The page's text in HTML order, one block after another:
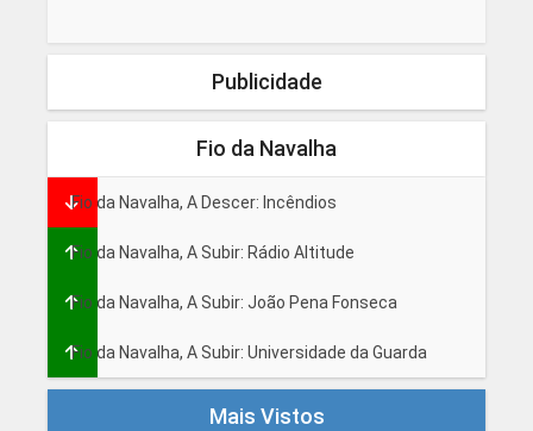
Publicidade
Fio da Navalha
Fio da Navalha, A Descer: Incêndios
Fio da Navalha, A Subir: Rádio Altitude
Fio da Navalha, A Subir: João Pena Fonseca
Fio da Navalha, A Subir: Universidade da Guarda
Mais Vistos